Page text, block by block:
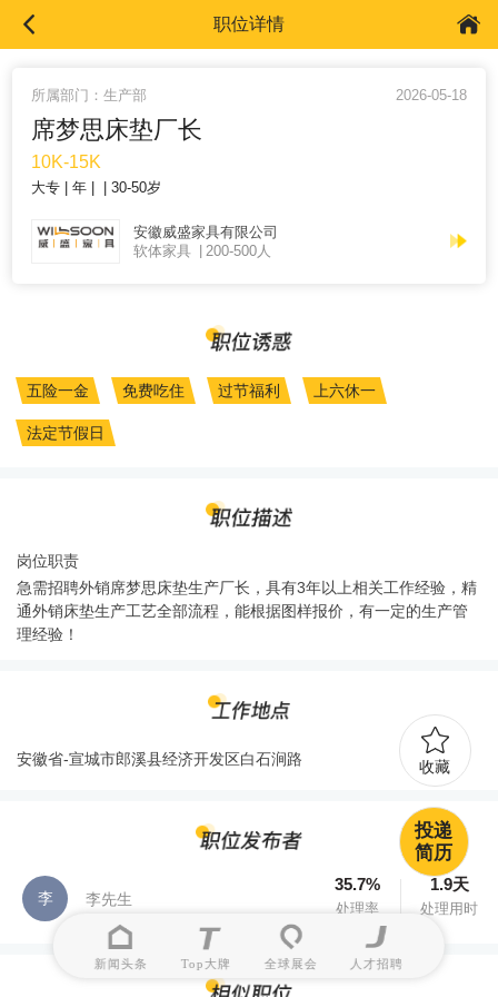
职位详情
所属部门：生产部 2026-05-18
席梦思床垫厂长
10K-15K
大专 年 30-50岁
安徽威盛家具有限公司
软体家具
200-500人
五险一金 免费吃住 过节福利 上六休一
法定节假日
岗位职责
急需招聘外销席梦思床垫生产厂长，具有3年以上相关工作经验，精
通外销床垫生产工艺全部流程，能根据图样报价，有一定的生产管
理经验！
安徽省-宣城市郎溪县经济开发区白石涧路
李 李先生
35.7%
处理率
1.9天
处理用时
新闻头条 Top大牌 全球展会 人才招聘
收藏
投递
简历